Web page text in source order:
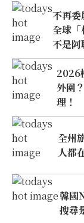
不再
全球
不是阿
2026
外圍
理！
全州
人都
韓國
搜尋